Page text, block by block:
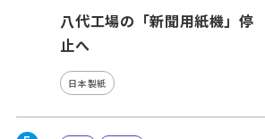
八代工場の「新聞用紙機」停
止へ
日本製紙